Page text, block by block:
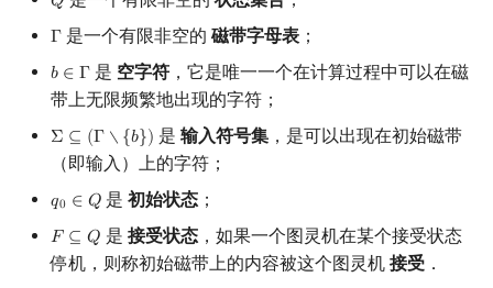
空间可构造函数
复杂度类之间的关系
时间谱系定理
确定性时间谱系定理
非确定性时间谱系定理
𝑄
Γ
Γ 是一个有限非空的 磁带字母表 ；
𝑏 ∈ Γ
b ∈ Γ 是 空字符 ，它是唯一一个在计算过程中可以在磁
带上无限频繁地出现的字符；
Σ ⊆ (Γ ∖ {𝑏})
Σ⊆(Γ ∖{b} ) 是输入符号集 ，是可以出现在初始磁带
（即输入）上的字符；
𝑞0 ∈ 𝑄
q0 ∈ Q 是初始状态 ；
𝐹 ⊆ 𝑄
F⊆Q 是 接受状态，如果一个图灵机在某个接受状态
停机，则称初始磁带上的内容被这个图灵机 接受 ．